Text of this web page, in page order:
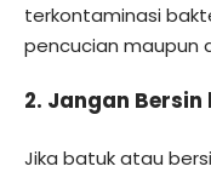
terkontaminasi
pencucian maupun
2. Jangan
Jika batuk atau